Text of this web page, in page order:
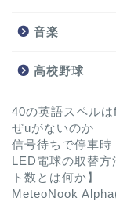
音楽
高校野球
40の英語スペル
ぜuがないのか
信号待ちで停車時
LED電球の取替
ト数とは何か】
MeteoNook